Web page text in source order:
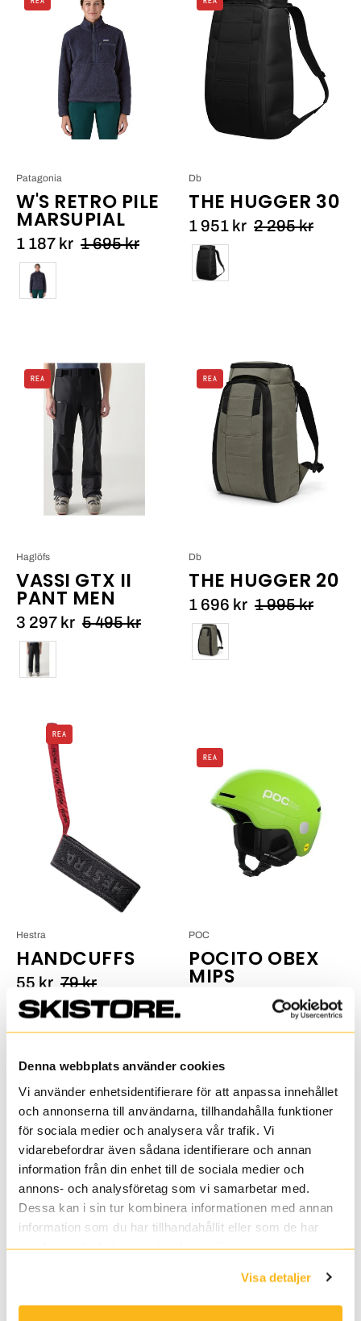
Denna webbplats använder cookies
Vi använder enhetsidentifierare för att anpassa innehållet
och annonserna till användarna, tillhandahålla funktioner
för sociala medier och analysera vår trafik. Vi
vidarebefordrar även sådana identifierare och annan
information från din enhet till de sociala medier och
annons- och analysföretag som vi samarbetar med.
Dessa kan i sin tur kombinera informationen med annan
information som du har tillhandahållit eller som de har
samlat in när du har använt deras tjänster.
Visa detaljer
Retro
Pile
Marsupial
W'S RETRO PILE
MARSUPIAL
Patagonia
1 187 kr 1 695 kr
Färg
THE
HUGGER
30_10
THE HUGGER 30
Db
1 951 kr 2 295 kr
Färg
Vassi
GTX
Pant
Men
REA
VASSI GTX II
PANT MEN
Haglöfs
3 297 kr 5 495 kr
Färg
Db
The
Hugger
20_6
REA
THE HUGGER 20
Db
1 696 kr 1 995 kr
Färg
REA
HANDCUFFS
Hestra
55 kr 79 kr
Pocito
Obex
MIPS_5
REA
POCITO OBEX
MIPS
POC
1 395 kr
Armada
ARV
100
25/26_1
REA
Oakley
Mod1
Pro_5
REA